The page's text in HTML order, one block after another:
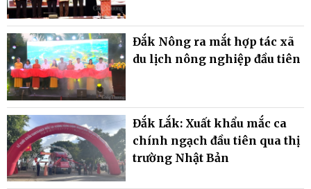
Đắk Nông ra mắt hợp tác xã
du lịch nông nghiệp đầu tiên
Đắk Lắk: Xuất khẩu mắc ca
chính ngạch đầu tiên qua thị
trường Nhật Bản